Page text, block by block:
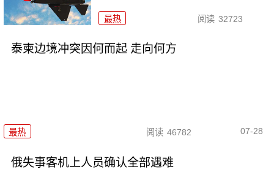
最热 阅读 32723
泰柬边境冲突因何而起 走向何方
最热 阅读 46782 07-28
俄失事客机上人员确认全部遇难